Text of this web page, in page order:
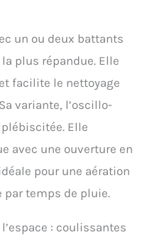
un ou deux battants
plus répandue. Elle
facilite le nettoyage
variante, l’oscillo-
Elle
avec une ouverture en
pour une aération
par temps de pluie.
: coulissantes